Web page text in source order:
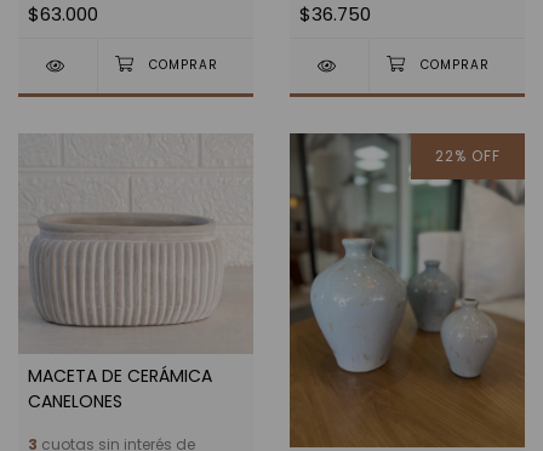
$63.000 $36.750
MACETA DE CERÁMICA
CANELONES
3 cuotas sin interés de
22% OFF